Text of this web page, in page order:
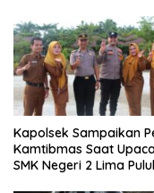
Kapolsek Sampaikan
Kamtibmas Saat
SMK Negeri 2 Lima